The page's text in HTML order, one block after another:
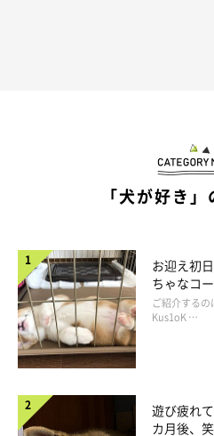
前に顔に小さい虫が付
ことが
「犬が好き
お迎え初
ちゃなコ
コ“コーギ
長！
ご紹介する
Kus1oK …
遊び疲れ
カ月後、